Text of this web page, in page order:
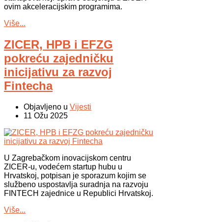
ovim akceleracijskim programima.
Više...
ZICER, HPB i EFZG
pokreću zajedničku
inicijativu za razvoj
Fintecha
Objavljeno u Vijesti
11 Ožu 2025
U Zagrebačkom inovacijskom centru
ZICER-u, vodećem startup hubu u
Hrvatskoj, potpisan je sporazum kojim se
službeno uspostavlja suradnja na razvoju
FINTECH zajednice u Republici Hrvatskoj.
Više...